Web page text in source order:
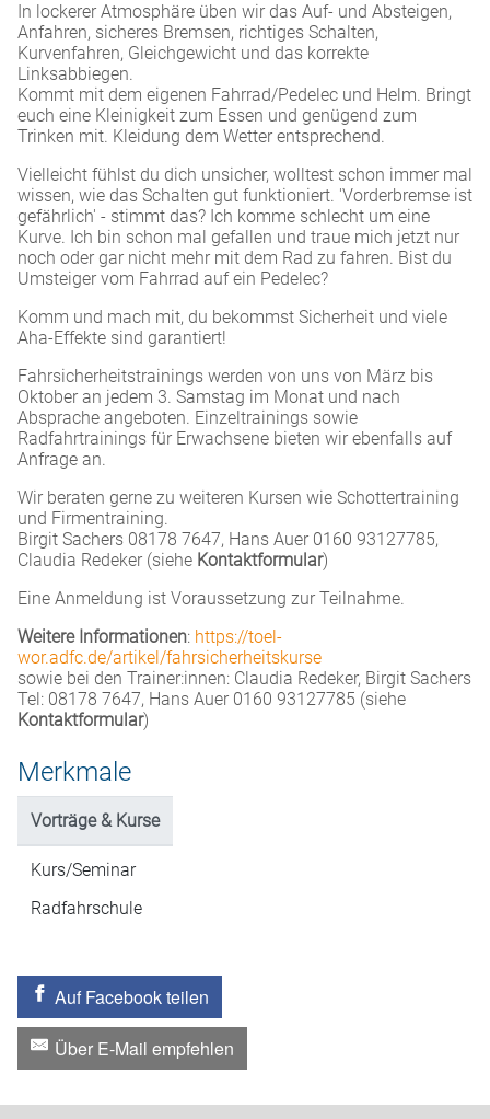
In lockerer Atmosphäre üben wir das Auf- und Absteigen,
Anfahren, sicheres Bremsen, richtiges Schalten,
Kurvenfahren, Gleichgewicht und das korrekte
Linksabbiegen.
Kommt mit dem eigenen Fahrrad/Pedelec und Helm. Bringt
euch eine Kleinigkeit zum Essen und genügend zum
Trinken mit. Kleidung dem Wetter entsprechend.
Vielleicht fühlst du dich unsicher, wolltest schon immer mal
wissen, wie das Schalten gut funktioniert. 'Vorderbremse ist
gefährlich' - stimmt das? Ich komme schlecht um eine
Kurve. Ich bin schon mal gefallen und traue mich jetzt nur
noch oder gar nicht mehr mit dem Rad zu fahren. Bist du
Umsteiger vom Fahrrad auf ein Pedelec?
Komm und mach mit, du bekommst Sicherheit und viele
Aha-Effekte sind garantiert!
Fahrsicherheitstrainings werden von uns von März bis
Oktober an jedem 3. Samstag im Monat und nach
Absprache angeboten. Einzeltrainings sowie
Radfahrtrainings für Erwachsene bieten wir ebenfalls auf
Anfrage an.
Wir beraten gerne zu weiteren Kursen wie Schottertraining
und Firmentraining.
Birgit Sachers 08178 7647, Hans Auer 0160 93127785,
Claudia Redeker (siehe Kontaktformular)
Eine Anmeldung ist Voraussetzung zur Teilnahme.
Weitere Informationen: https://toel-
wor.adfc.de/artikel/fahrsicherheitskurse
sowie bei den Trainer:innen: Claudia Redeker, Birgit Sachers
Tel: 08178 7647, Hans Auer 0160 93127785 (siehe
Kontaktformular)
Merkmale
Vorträge & Kurse
Kurs/Seminar
Radfahrschule
Auf Facebook teilen
Über E-Mail empfehlen